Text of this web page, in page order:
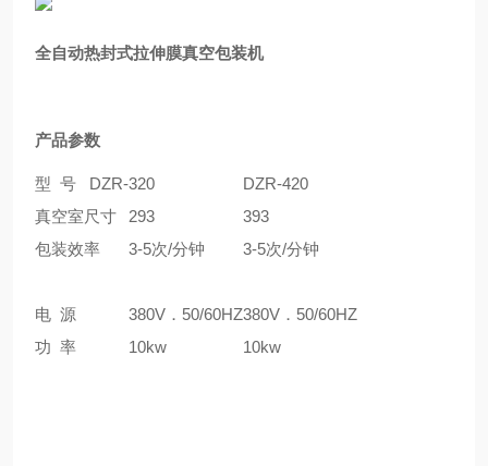
全自动热封式拉伸膜真空包装机
产品参数
型 号 DZR-320
DZR-420
真空室尺寸
293
393
包装效率
3-5次/分钟 3-5次/分钟
电 源 380V．50/60HZ380V．50/60HZ
功 率
10kw 10kw